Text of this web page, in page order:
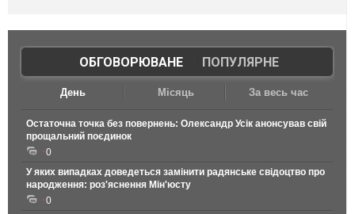
ОБГОВОРЮВАНЕ| ПОПУЛЯРНЕ
День Місяць За весь час
Остаточна точка без повернень: Олександр Усік анонсував свій
прощальний поєдинок
0
У яких випадках доведеться замінити радянське свідоцтво про
народження: роз'яснення Мін'юсту
0